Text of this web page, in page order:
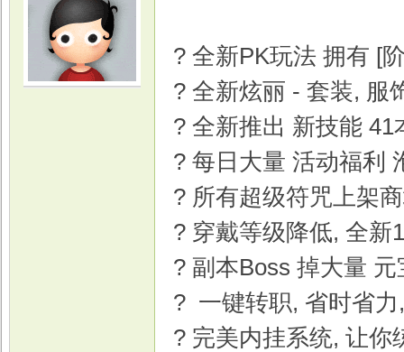
? 全新PK玩法 拥有 [
? 全新炫丽 - 套装, 服
? 全新推出 新技能 41
? 每日大量 活动福利
? 所有超级符咒上架
? 穿戴等级降低, 全新
? 副本Boss 掉大量
? 一键转职, 省时省
? 完美内挂系统, 让你